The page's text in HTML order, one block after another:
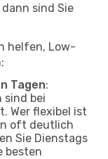
sind Sie
helfen, Low-
Tagen:
sind bei
Wer flexibel ist
oft deutlich
Sie Dienstags
besten